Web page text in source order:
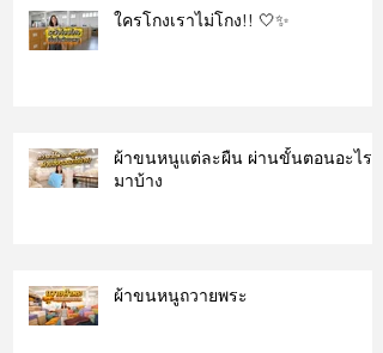
ใครโกงเราไม่โกง!! 🤍✨
ผ้าขนหนูแต่ละผืน ผ่านขั้นตอนอะไร
มาบ้าง
ผ้าขนหนูถวายพระ